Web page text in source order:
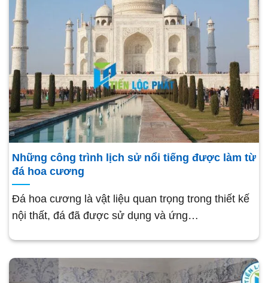
Những công trình lịch sử nổi tiếng được làm từ
đá hoa cương
Đá hoa cương là vật liệu quan trọng trong thiết kế
nội thất, đá đã được sử dụng và ứng…